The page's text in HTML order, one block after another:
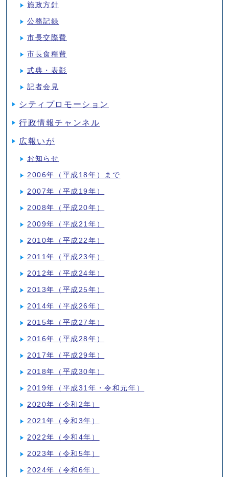
施政方針
公務記録
市長交際費
市長食糧費
式典・表彰
記者会見
シティプロモーション
行政情報チャンネル
広報いが
お知らせ
2006年（平成18年）まで
2007年（平成19年）
2008年（平成20年）
2009年（平成21年）
2010年（平成22年）
2011年（平成23年）
2012年（平成24年）
2013年（平成25年）
2014年（平成26年）
2015年（平成27年）
2016年（平成28年）
2017年（平成29年）
2018年（平成30年）
2019年（平成31年・令和元年）
2020年（令和2年）
2021年（令和3年）
2022年（令和4年）
2023年（令和5年）
2024年（令和6年）